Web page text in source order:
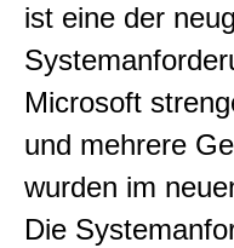
ist eine der
Microsoft
und mehrere
wurden im
Die